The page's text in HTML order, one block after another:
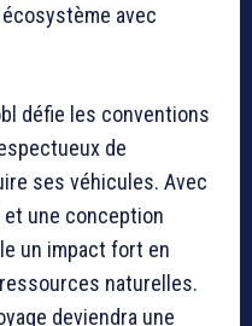
avec
défie les conventions
de
ses véhicules. Avec
une conception
un impact fort en
naturelles.
deviendra une